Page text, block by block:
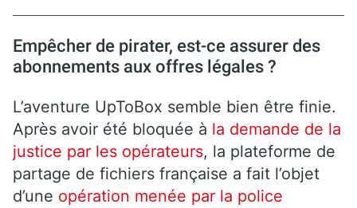
Empêcher de pirater, est-ce assurer des
abonnements aux offres légales ?
L’aventure UpToBox semble bien être finie.
Après avoir été bloquée à la demande de la
justice par les opérateurs, la plateforme de
partage de fichiers française a fait l’objet
d’une opération menée par la police